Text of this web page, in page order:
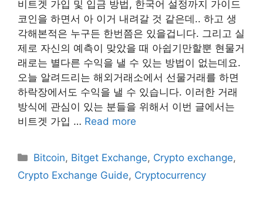
​비트겟 가입 및 입금 방법, 한국어 설정까지 가이드
코인을 하면서 아 이거 내려갈 것 같은데.. 하고 생
각해본적은 누구든 한번쯤은 있을겁니다. 그리고 실
제로 자신의 예측이 맞았을 때 아쉽기만할뿐 현물거
래로는 별다른 수익을 낼 수 있는 방법이 없는데요.
오늘 알려드리는 해외거래소에서 선물거래를 하면
하락장에서도 수익을 낼 수 있습니다. 이러한 거래
방식에 관심이 있는 분들을 위해서 이번 글에서는
비트겟 가입 … Read more
Categories
Bitcoin, Bitget Exchange, Crypto exchange,
Crypto Exchange Guide, Cryptocurrency